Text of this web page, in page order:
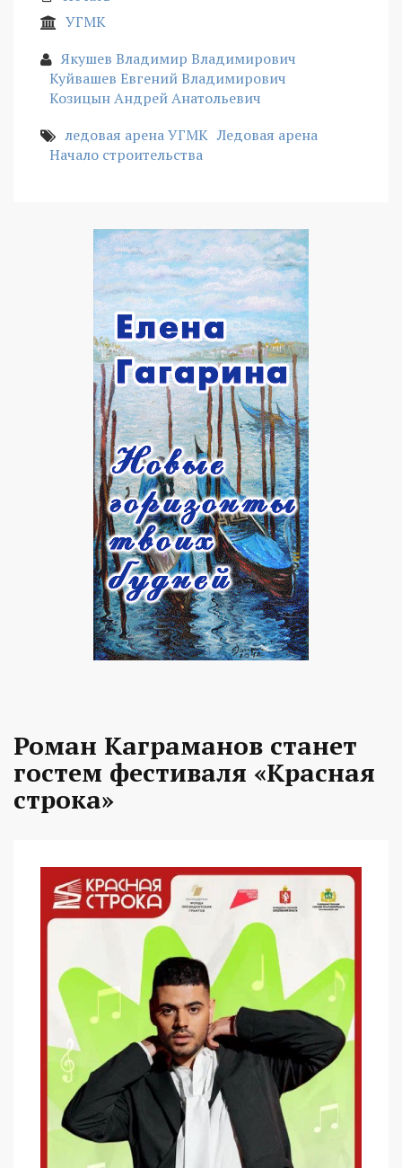
УГМК
Якушев Владимир Владимирович
Куйвашев Евгений Владимирович
Козицын Андрей Анатольевич
ледовая арена УГМК Ледовая арена
Начало строительства
Роман Каграманов станет
гостем фестиваля «Красная
строка»